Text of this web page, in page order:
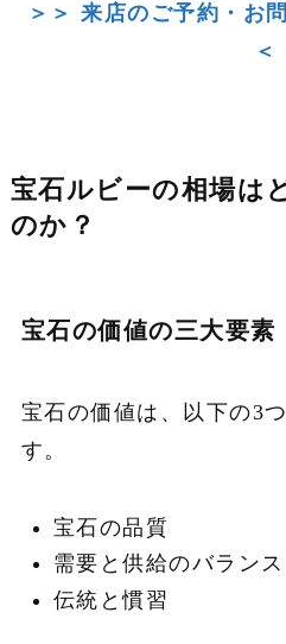
＞＞ 来店のご予約・お
＜
宝石ルビーの相場は
のか？
宝石の価値の三大要素
宝石の価値は、以下の3
す。
宝石の品質
需要と供給のバランス
伝統と慣習